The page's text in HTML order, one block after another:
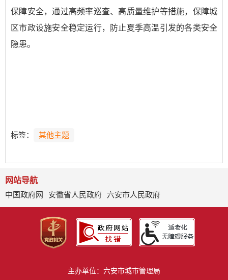
保障安全，通过高频率巡查、高质量维护等措施，保障城
区市政设施安全稳定运行，防止夏季高温引发的各类安全
隐患。
标签： 其他主题
网站导航
中国政府网
安徽省人民政府 六安市人民政府
主办单位：六安市城市管理局